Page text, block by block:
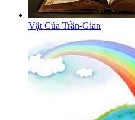
Vật Của Trần-Gian